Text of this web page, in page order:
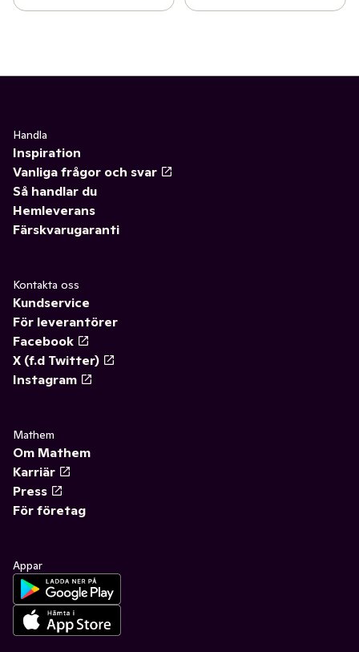
Handla
Inspiration
Vanliga frågor och svar
Så handlar du
Hemleverans
Färskvarugaranti
Kontakta oss
Kundservice
För leverantörer
Facebook
X (f.d Twitter)
Instagram
Mathem
Om Mathem
Karriär
Press
För företag
Appar